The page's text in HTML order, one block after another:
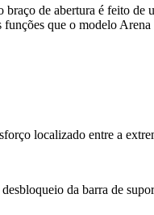
de abertura é feito
que o modelo
localizado entre a
da barra de